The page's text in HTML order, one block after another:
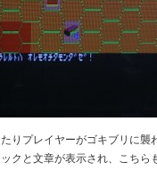
りプレイヤーがゴキブリに襲
クと文章が表示され、こちら